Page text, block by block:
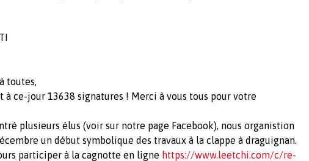
toutes,
à ce-jour 13638 signatures ! Merci à vous tous pour votre
plusieurs élus (voir sur notre page Facebook), nous organistion
un début symbolique des travaux à la clappe à draguignan.
participer à la cagnotte en ligne https://www.leetchi.com/c/re-